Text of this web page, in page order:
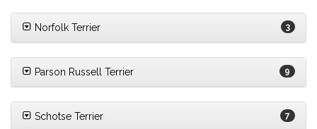
Norfolk Terrier 3
Parson Russell Terrier 9
Schotse Terrier 7